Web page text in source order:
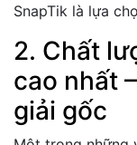
SnapTik là lựa
2. Chất
cao nhất
giải gốc